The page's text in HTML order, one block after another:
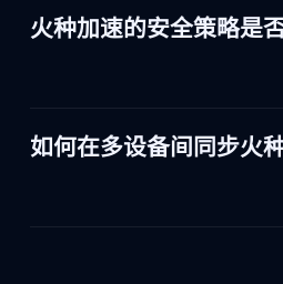
业轻松掌控跨境访问。
火种加速的安全策略是
测试，确保您的数据合规可靠。
如何在多设备间同步火